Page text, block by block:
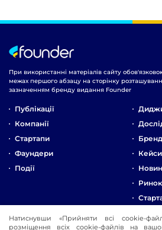
При використанні матеріалів сайту
межах першого абзацу на сторінку розташування
зазначенням бренду видання Founder
Публікації
Компанії
Стартапи
Фаундери
Події
Кейси
Ринок
Про Компанію
Натиснувши «Прийняти всі cookie-
розміщення всіх cookie-файлів на